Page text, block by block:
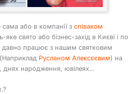
сама або в компанії з співаком
свято або бізнес-захід в Києві і по
давно працює з нашим святковим
Русланом Алексєєвим) на
днях народження, ювілеях…